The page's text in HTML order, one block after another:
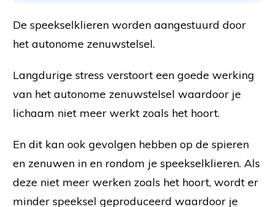
De speekselklieren worden aangestuurd door
het autonome zenuwstelsel.
Langdurige stress verstoort een goede werking
van het autonome zenuwstelsel waardoor je
lichaam niet meer werkt zoals het hoort.
En dit kan ook gevolgen hebben op de spieren
en zenuwen in en rondom je speekselklieren. Als
deze niet meer werken zoals het hoort, wordt er
minder speeksel geproduceerd waardoor je